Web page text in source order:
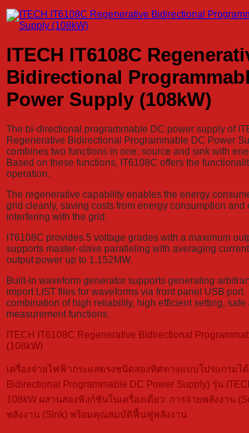
ITECH IT6108C
Bidirectional
Power Supply (108kW)
The bi-directional programmable DC power supply of
Regenerative Bidirectional Programmable DC Power
combines two functions in one: source and sink with
Based on these functions, IT6108C offers the
operation.
The regenerative capability enables the energy
grid cleanly, saving costs from energy consumption
interfering with the grid.
IT6108C provides 5 voltage grades with a maximum
supports master-slave paralleling with averaging
output power up to 1.152MW.
Built-in waveform generator supports generating
import LIST files for waveforms via front panel USB port.
combination of high reliability, high efficient setting, safe
measurement functions.
ITECH IT6108C Regenerative Bidirectional
(108kW)
เครื่องจ่ายไฟฟ้ากระแสตรงชนิดสองทิศทางแบบโปรแกรมไ
Bidirectional Programmable DC Power Supply) รุ่น
108kW ผสานสองฟังก์ชันในเครื่องเดียว: การจ่ายพลังงาน
พลังงาน (Sink) พร้อมคุณสมบัติฟื้นฟูพลังงาน